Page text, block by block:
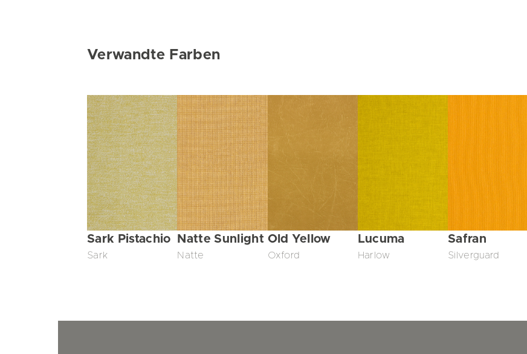
Verwandte Farben
Sark Pistachio
Sark
Natte Sunlight
Natte
Old Yellow
Oxford
Lucuma
Harlow
Safran
Silverguard